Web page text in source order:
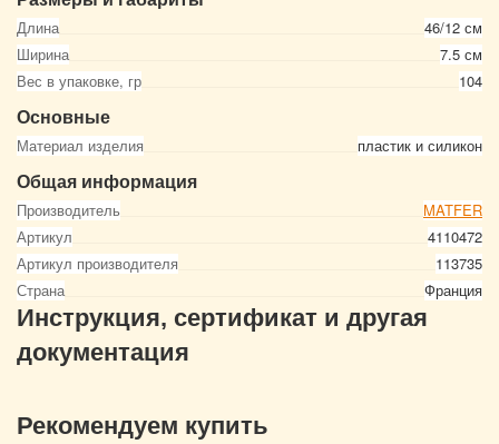
Длина
46/12 см
Ширина
7.5 см
Вес в упаковке, гр
104
Основные
Материал изделия пластик и силикон
Общая информация
Производитель
MATFER
Артикул
4110472
Артикул производителя
113735
Страна
Франция
Инструкция, сертификат и другая
документация
Рекомендуем купить